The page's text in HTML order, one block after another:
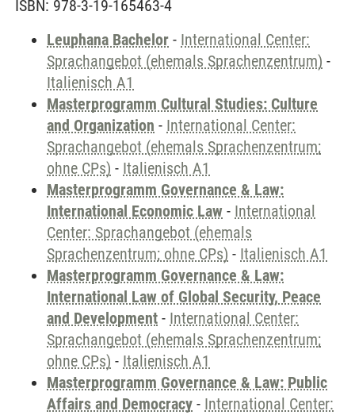
ISBN: 978-3-19-165463-4
Leuphana Bachelor - International Center:
Sprachangebot (ehemals Sprachenzentrum) -
Italienisch A1
Masterprogramm Cultural Studies: Culture
and Organization - International Center:
Sprachangebot (ehemals Sprachenzentrum;
ohne CPs) - Italienisch A1
Masterprogramm Governance & Law:
International Economic Law - International
Center: Sprachangebot (ehemals
Sprachenzentrum; ohne CPs) - Italienisch A1
Masterprogramm Governance & Law:
International Law of Global Security, Peace
and Development - International Center:
Sprachangebot (ehemals Sprachenzentrum;
ohne CPs) - Italienisch A1
Masterprogramm Governance & Law: Public
Affairs and Democracy - International Center: